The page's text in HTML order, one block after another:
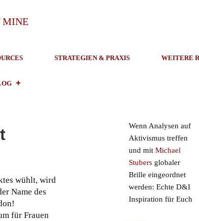
STRATEGIEN & PRAXIS WEITERE
wühlt, wird
Name des
für Frauen
Wenn Analysen auf
Aktivismus treffen
und mit Michael
Stubers globaler
Brille eingeordnet
werden: Echte D&I
Inspiration für Euch